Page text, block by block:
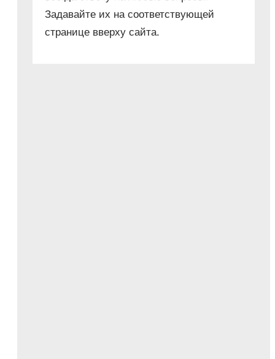
Задавайте их на соответствующей
странице вверху сайта.